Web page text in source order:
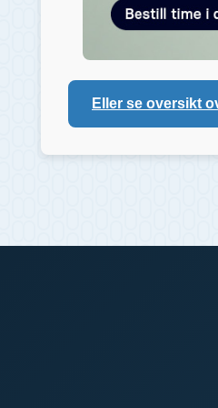
Eller se oversikt